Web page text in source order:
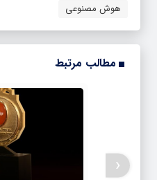
هوش مصنوعی
مطالب مرتبط
‹